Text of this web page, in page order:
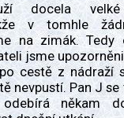
docela velké
v tomhle
na zimák. Tedy
jsme
cestě z nádraží
nevpustí. Pan J se
někam